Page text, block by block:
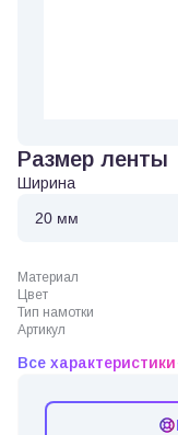
Размер ленты
Ширина
Материал
Цвет
Тип намотки
Артикул
Все характеристики